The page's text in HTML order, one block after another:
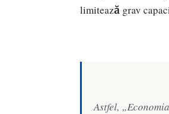
limitează grav
Astfel,